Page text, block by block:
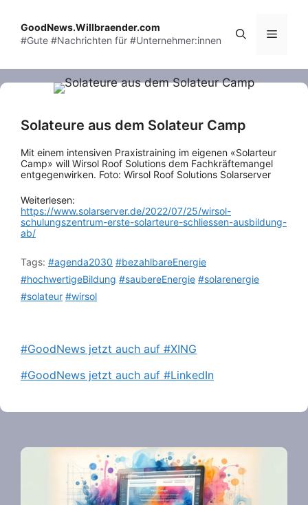
content
GoodNews.Willbraender.com
#Gute #Nachrichten für #Unternehmer:innen
Menu
Solateure aus dem Solateur Camp
Mit einem intensiven Praxistraining im eigenen «Solarteur
Camp» will Wirsol Roof Solutions dem Fachkräftemangel
entgegenwirken. Foto: Wirsol Roof Solutions Solarserver
Weiterlesen:
https://www.solarserver.de/2022/07/25/wirsol-
schulungszentrum-erste-solarteure-schliessen-ausbildung-
ab/
Tags: #agenda2030 #bezahlbareEnergie
#hochwertigeBildung #saubereEnergie #solarenergie
#solateur #wirsol
#GoodNews jetzt auch auf #XING
#GoodNews jetzt auch auf #LinkedIn